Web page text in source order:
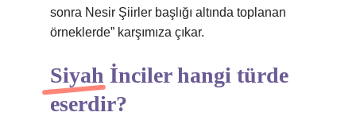
sonra Nesir Şiirler başlığı altında toplanan
örneklerde” karşımıza çıkar.
Siyah İnciler hangi türde
eserdir?